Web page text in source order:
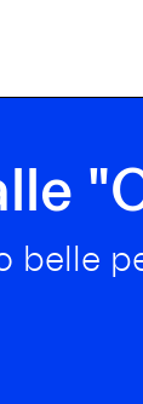
belle